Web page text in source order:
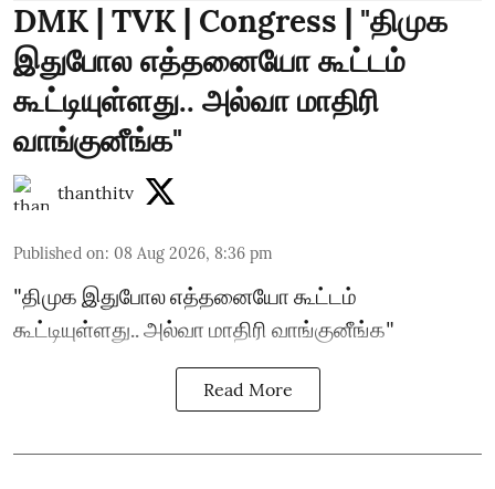
DMK | TVK | Congress | "திமுக
இதுபோல எத்தனையோ கூட்டம்
கூட்டியுள்ளது.. அல்வா மாதிரி
வாங்குனீங்க"
thanthitv
Published on: 08 Aug 2026, 8:36 pm
"திமுக இதுபோல எத்தனையோ கூட்டம்
கூட்டியுள்ளது.. அல்வா மாதிரி வாங்குனீங்க"
Read More